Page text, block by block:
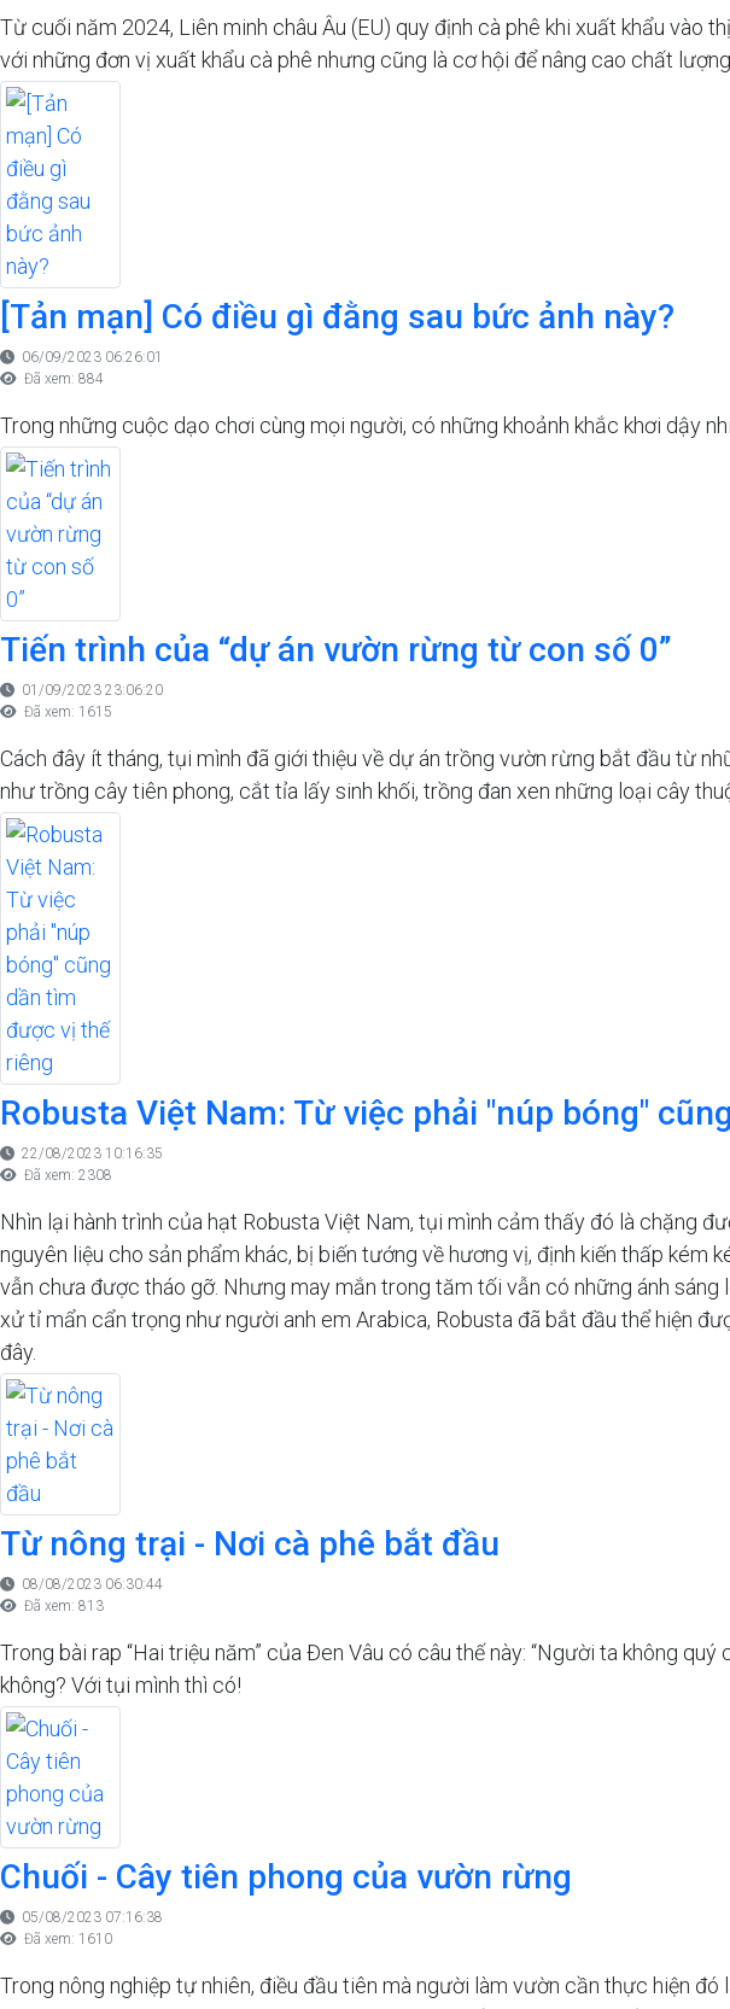
Từ cuối năm 2024, Liên minh châu Âu (EU) quy định cà phê khi xuất khẩu vào
với những đơn vị xuất khẩu cà phê nhưng cũng là cơ hội để nâng cao chất
[Tản mạn] Có điều gì đằng sau bức ảnh này?
06/09/2023 06:26:01
Đã xem: 884
Trong những cuộc dạo chơi cùng mọi người, có những khoảnh khắc khơi dậy
Tiến trình của “dự án vườn rừng từ con số 0”
01/09/2023 23:06:20
Đã xem: 1615
Cách đây ít tháng, tụi mình đã giới thiệu về dự án trồng vườn rừng bắt đầu từ
như trồng cây tiên phong, cắt tỉa lấy sinh khối, trồng đan xen những loại cây
Robusta Việt Nam: Từ việc phải "núp bóng"
22/08/2023 10:16:35
Đã xem: 2308
Nhìn lại hành trình của hạt Robusta Việt Nam, tụi mình cảm thấy đó là chặng
nguyên liệu cho sản phẩm khác, bị biến tướng về hương vị, định kiến thấp kém
vẫn chưa được tháo gỡ. Nhưng may mắn trong tăm tối vẫn có những ánh
xử tỉ mẩn cẩn trọng như người anh em Arabica, Robusta đã bắt đầu thể hiện
đây.
Từ nông trại - Nơi cà phê bắt đầu
08/08/2023 06:30:44
Đã xem: 813
Trong bài rap “Hai triệu năm” của Đen Vâu có câu thế này: “Người ta không
không? Với tụi mình thì có!
Chuối - Cây tiên phong của vườn rừng
05/08/2023 07:16:38
Đã xem: 1610
Trong nông nghiệp tự nhiên, điều đầu tiên mà người làm vườn cần thực hiện